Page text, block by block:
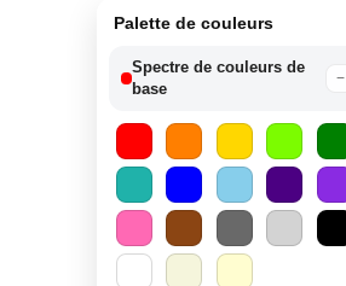
Palette de couleurs
Spectre de couleurs de
base
−